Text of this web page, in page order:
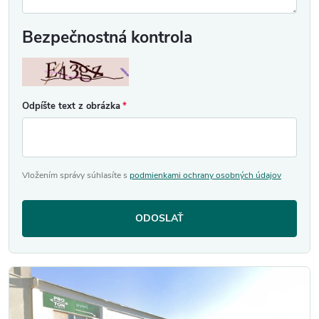
Bezpečnostná kontrola
Odpíšte text z obrázka
Vložením správy súhlasíte s podmienkami ochrany osobných údajov
ODOSLAŤ